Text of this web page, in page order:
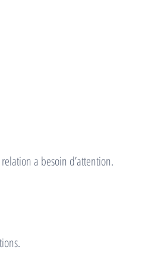
a besoin d’attention.